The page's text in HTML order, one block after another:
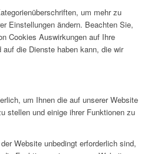
um mehr zu
Einstellungen ändern. Beachten Sie,
Cookies Auswirkungen auf Ihre
die Dienste haben kann, die wir
um Ihnen die auf unserer Website
stellen und einige ihrer Funktionen zu
Website unbedingt erforderlich sind,